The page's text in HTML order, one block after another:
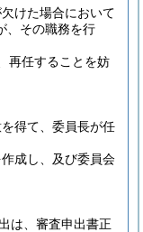
けた場合において
、その職務を行
再任することを妨
得て、委員長が任
成し、及び委員会
は、審査申出書正